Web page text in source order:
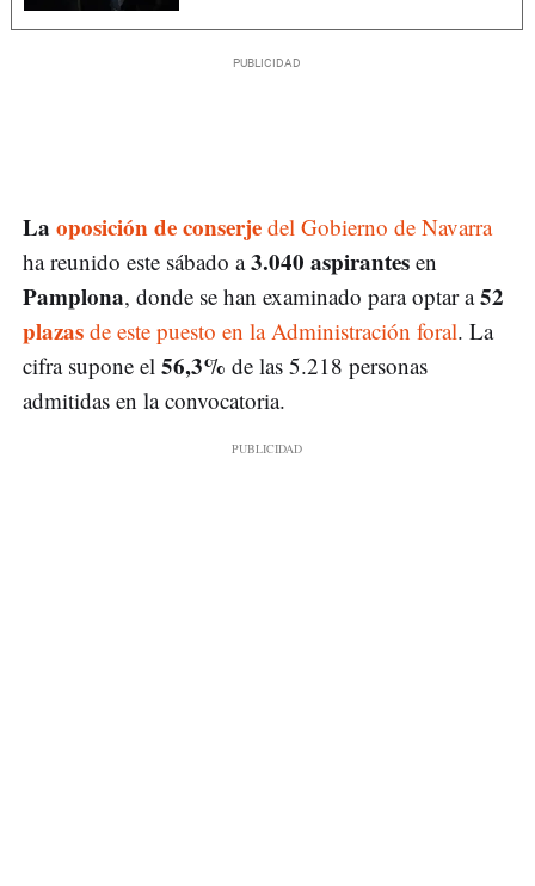
La oposición de conserje del Gobierno de Navarra
ha reunido este sábado a3.040 aspirantes en
Pamplona, donde se han examinado para optar a52
plazas de este puesto en la Administración foral. La
cifra supone el 56,3% de las 5.218 personas
admitidas en la convocatoria.